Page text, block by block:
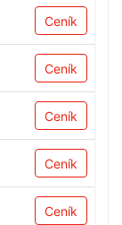
Ceník
Ceník
Ceník
Ceník
Ceník